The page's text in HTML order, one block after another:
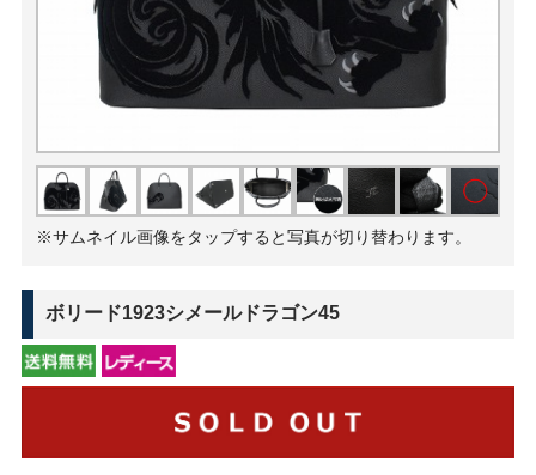
※サムネイル画像をタップすると写真が切り替わります。
ボリード1923シメールドラゴン45